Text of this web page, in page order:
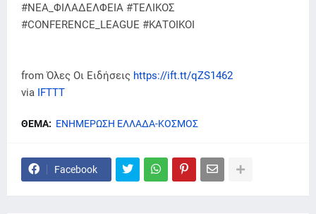
#ΝΕΑ_ΦΙΛΑΔΕΛΦΕΙΑ #ΤΕΛΙΚΟΣ
#CONFERENCE_LEAGUE #ΚΑΤΟΙΚΟΙ
from Όλες Οι Ειδήσεις https://ift.tt/qZS1462
via IFTTT
ΘΕΜΑ: ΕΝΗΜΕΡΩΣΗ ΕΛΛΑΔΑ-ΚΟΣΜΟΣ
Facebook